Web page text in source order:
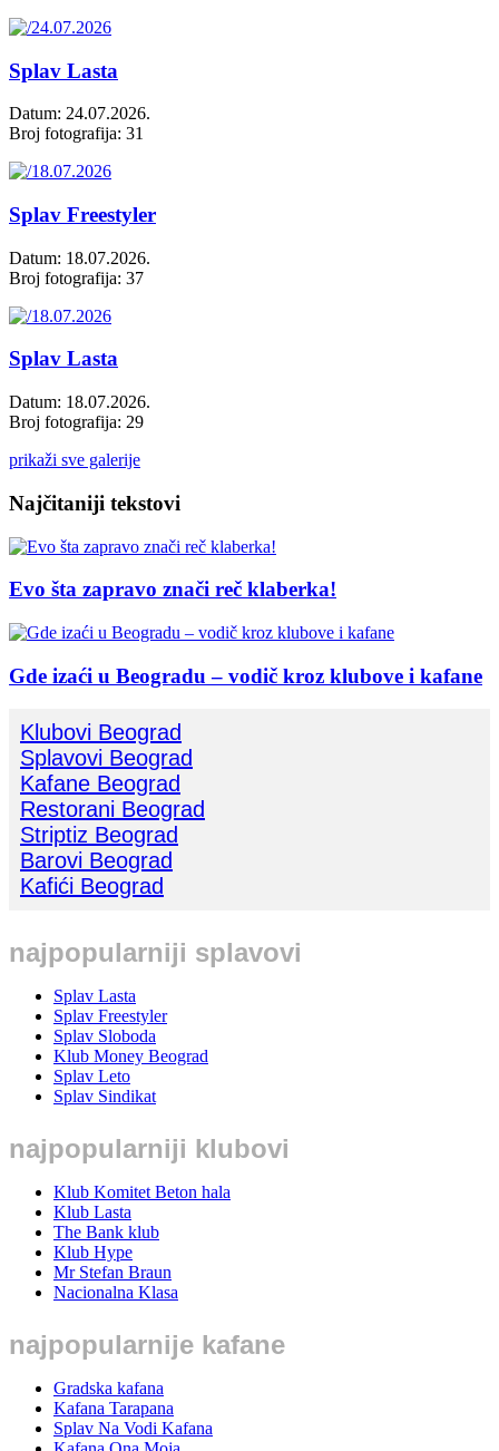
Splav Lasta
Datum: 24.07.2026.
Broj fotografija: 31
Splav Freestyler
Datum: 18.07.2026.
Broj fotografija: 37
Splav Lasta
Datum: 18.07.2026.
Broj fotografija: 29
prikaži sve galerije
Najčitaniji tekstovi
Evo šta zapravo znači reč klaberka!
Gde izaći u Beogradu – vodič kroz klubove i kafane
Klubovi Beograd
Splavovi Beograd
Kafane Beograd
Restorani Beograd
Striptiz Beograd
Barovi Beograd
Kafići Beograd
najpopularniji splavovi
Splav Lasta
Splav Freestyler
Splav Sloboda
Klub Money Beograd
Splav Leto
Splav Sindikat
najpopularniji klubovi
Klub Komitet Beton hala
Klub Lasta
The Bank klub
Klub Hype
Mr Stefan Braun
Nacionalna Klasa
najpopularnije kafane
Gradska kafana
Kafana Tarapana
Splav Na Vodi Kafana